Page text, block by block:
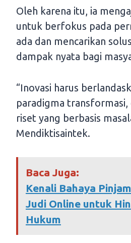
Oleh karena itu, ia
untuk berfokus pada
ada dan mencarikan
dampak nyata bagi
“Inovasi harus
paradigma
riset yang berbasis
Mendiktisaintek.
Baca Juga:
Kenali Bahaya
Judi Online untuk
Hukum